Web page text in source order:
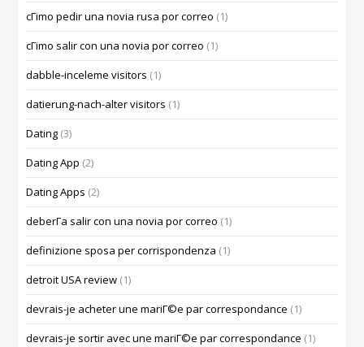
cГіmo pedir una novia rusa por correo (1)
cГіmo salir con una novia por correo (1)
dabble-inceleme visitors (1)
datierung-nach-alter visitors (1)
Dating (3)
Dating App (2)
Dating Apps (2)
deberГ­a salir con una novia por correo (1)
definizione sposa per corrispondenza (1)
detroit USA review (1)
devrais-je acheter une mariГ©e par correspondance (1)
devrais-je sortir avec une mariГ©e par correspondance (1)